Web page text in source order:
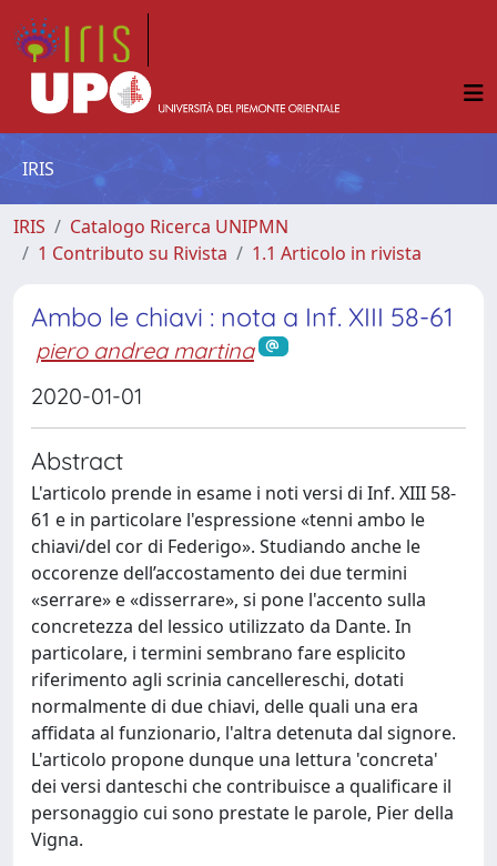
IRIS
IRIS
Catalogo Ricerca UNIPMN
1 Contributo su Rivista
1.1 Articolo in rivista
Ambo le chiavi : nota a Inf. XIII 58-61
piero andrea martina
2020-01-01
Abstract
L'articolo prende in esame i noti versi di Inf. XIII 58-
61 e in particolare l'espressione «tenni ambo le
chiavi/del cor di Federigo». Studiando anche le
occorenze dell’accostamento dei due termini
«serrare» e «disserrare», si pone l'accento sulla
concretezza del lessico utilizzato da Dante. In
particolare, i termini sembrano fare esplicito
riferimento agli scrinia cancellereschi, dotati
normalmente di due chiavi, delle quali una era
affidata al funzionario, l'altra detenuta dal signore.
L'articolo propone dunque una lettura 'concreta'
dei versi danteschi che contribuisce a qualificare il
personaggio cui sono prestate le parole, Pier della
Vigna.